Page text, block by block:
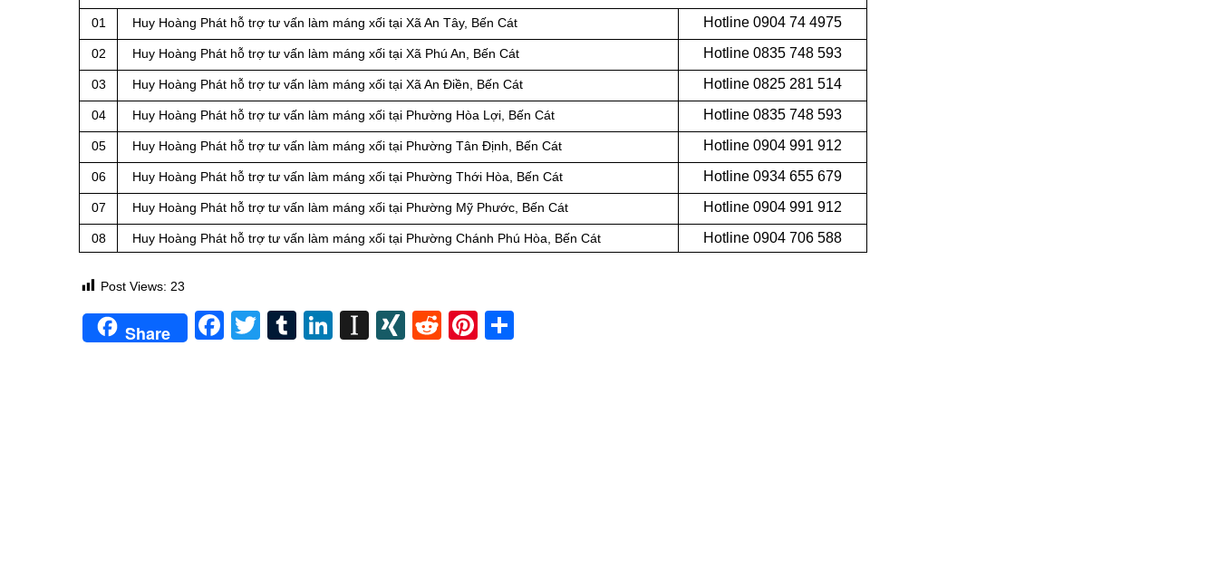
01 Huy Hoàng Phát hỗ trợ tư vấn làm máng xối tại Xã An Tây, Bến Cát Hotline 0904 74 4975
02 Huy Hoàng Phát hỗ trợ tư vấn làm máng xối tại Xã Phú An, Bến Cát Hotline 0835 748 593
03 Huy Hoàng Phát hỗ trợ tư vấn làm máng xối tại Xã An Điền, Bến Cát Hotline 0825 281 514
04 Huy Hoàng Phát hỗ trợ tư vấn làm máng xối tại Phường Hòa Lợi, Bến Cát Hotline 0835 748 593
05 Huy Hoàng Phát hỗ trợ tư vấn làm máng xối tại Phường Tân Định, Bến Cát Hotline 0904 991 912
06 Huy Hoàng Phát hỗ trợ tư vấn làm máng xối tại Phường Thới Hòa, Bến Cát Hotline 0934 655 679
07 Huy Hoàng Phát hỗ trợ tư vấn làm máng xối tại Phường Mỹ Phước, Bến Cát Hotline 0904 991 912
08 Huy Hoàng Phát hỗ trợ tư vấn làm máng xối tại Phường Chánh Phú Hòa, Bến Cát Hotline 0904 706 588
Post Views: 23
Share Facebook
TwitterTumblrLinkedIn
Instapaper
XINGRedditPinterest